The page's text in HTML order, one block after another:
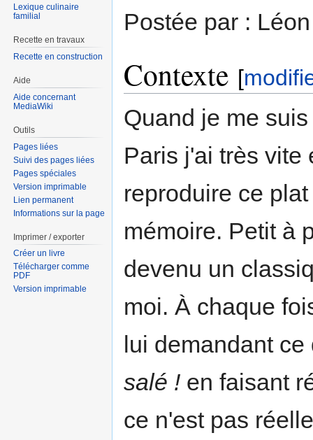
Postée par :
Contexte [
Quand je me
Paris j'ai très vite
reproduire ce
mémoire. Petit à
devenu un
moi. À chaque
lui demandant
salé ! en faisant
ce n'est pas
Lexique culinaire
familial
Recette en travaux
Recette en construction
Aide
Aide concernant
MediaWiki
Outils
Pages liées
Suivi des pages liées
Pages spéciales
Version imprimable
Lien permanent
Informations sur la page
Imprimer / exporter
Créer un livre
Télécharger comme
PDF
Version imprimable